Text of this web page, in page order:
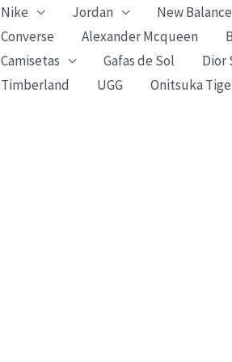
Nike Jordan New Balance
Converse
Alexander Mcqueen
Camisetas
Gafas de Sol Dior
Timberland
UGG Onitsuka